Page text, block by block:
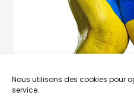
Nous utilisons des cookies pour
service.